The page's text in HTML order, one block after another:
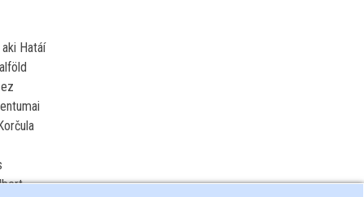
Hatáí